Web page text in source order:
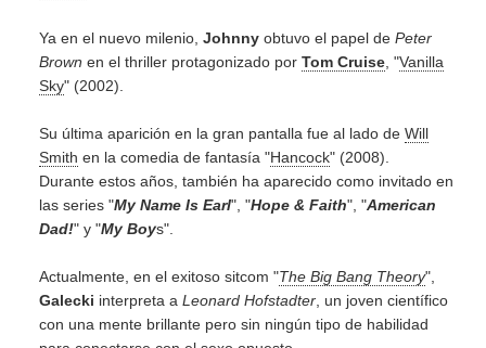
Ya en el nuevo milenio, Johnny obtuvo el papel de Peter
Brown en el thriller protagonizado por Tom Cruise , "Vanilla
Sky" (2002).
Su última aparición en la gran pantalla fue al lado de Will
Smith en la comedia de fantasía "Hancock" (2008).
Durante estos años, también ha aparecido como invitado en
las series "My Name Is Earl", "Hope & Faith", "American
Dad!" y "My Boys".
Actualmente, en el exitoso sitcom "The Big Bang Theory",
Galecki interpreta a Leonard Hofstadter , un joven científico
con una mente brillante pero sin ningún tipo de habilidad